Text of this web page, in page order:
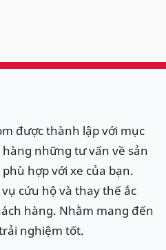
được thành lập với mục
những tư vấn về sản
hợp với xe của bạn.
cứu hộ và thay thế ắc
hàng. Nhằm mang đến
nghiệm tốt.